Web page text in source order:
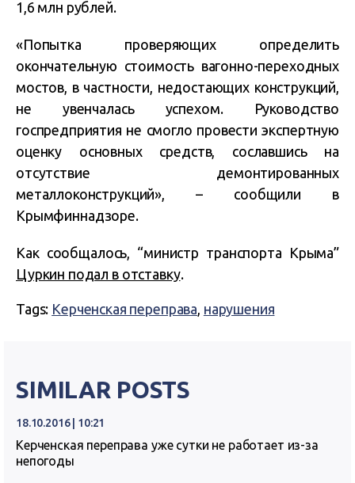
1,6 млн рублей.
«Попытка проверяющих определить
окончательную стоимость вагонно-переходных
мостов, в частности, недостающих конструкций,
не увенчалась успехом. Руководство
госпредприятия не смогло провести экспертную
оценку основных средств, сославшись на
отсутствие демонтированных
металлоконструкций», – сообщили в
Крымфиннадзоре.
Как сообщалось, “министр транспорта Крыма”
Цуркин подал в отставку.
Tags: Керченская переправа нарушения
SIMILAR POSTS
18.10.2016 | 10:21
Керченская переправа уже сутки не работает из-за
непогоды